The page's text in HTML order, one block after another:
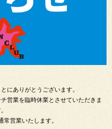
にありがとうございます。
営業を臨時休業とさせていただきま
営業いたします。